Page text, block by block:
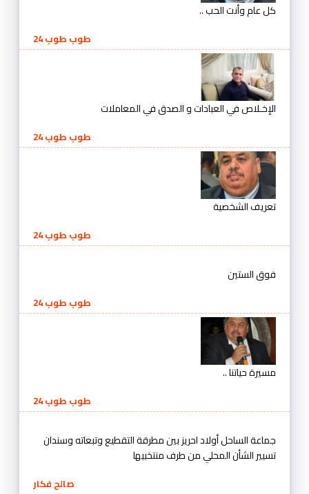
كل عام وأنت الحب ..
طوب طوب 24
الإخـلاص في العبادات و الصدق في المعاملات
طوب طوب 24
تعريف الشخصية
طوب طوب 24
فوق الستين
طوب طوب 24
مسيرة حياتنا ..
طوب طوب 24
جماعة الساحل أولاد احريز بين مطرقة التقطيع وتبعاته وسندان
تسيير الشأن المحلي من طرف منتخبيها
صالح فكار